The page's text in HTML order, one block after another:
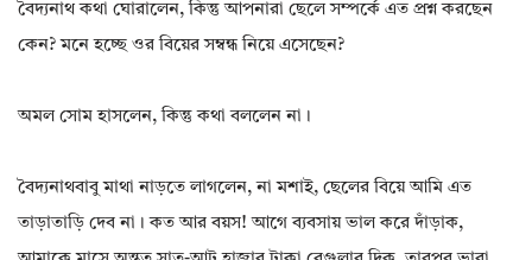
বৈদ্যনাথ কথা ঘোরালেন, কিন্তু আপনারা ছেলে সম্পর্কে এত প্রশ্ন করছেন
কেন? মনে হচ্ছে ওর বিয়ের সম্বন্ধ নিয়ে এসেছেন?
অমল সোম হাসলেন, কিন্তু কথা বললেন না।
বৈদ্যনাথবাবু মাথা নাড়তে লাগলেন, না মশাই, ছেলের বিয়ে আমি এত
তাড়াতাড়ি দেব না। কত আর বয়স! আগে ব্যবসায় ভাল করে দাঁড়াক,